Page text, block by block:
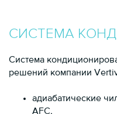
СИСТЕМА
Система
решений компании
адиабатические
AFC,